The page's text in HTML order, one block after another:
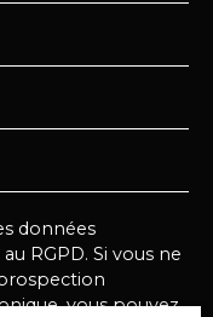
données
RGPD. Si vous ne
vous pouvez